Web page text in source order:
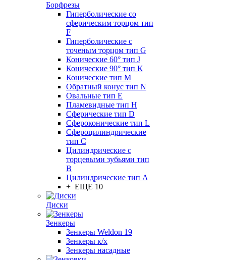
Борфрезы
Гиперболические cо
сферическим торцом тип
F
Гиперболические с
точеным торцом тип G
Конические 60° тип J
Конические 90° тип K
Конические тип M
Обратный конус тип N
Овальные тип E
Пламевидные тип H
Сферические тип D
Сфероконические тип L
Сфероцилиндрические
тип C
Цилиндрические с
торцевыми зубьями тип
B
Цилиндрические тип А
+ ЕЩЕ 10
Диски
Зенкеры
Зенкеры Weldon 19
Зенкеры к/х
Зенкеры насадные